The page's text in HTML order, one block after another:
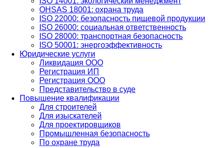
OHSAS 18001: охрана труда
ISO 22000: безопасность пищевой продукции
ISO 26000: социальная ответственность
ISO 28000: транспортная безопасность
ISO 50001: энергоэффективность
Юридические услуги
Ликвидация ООО
Регистрация ИП
Регистрация ООО
Представительство в суде
Повышение квалификации
Для строителей
Для изыскателей
Для проектировщиков
Промышленная безопасность
По охране труда